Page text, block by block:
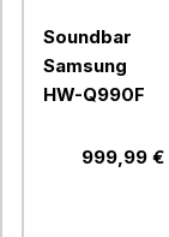
Soundbar
Samsung
HW-Q990F
999,99 €